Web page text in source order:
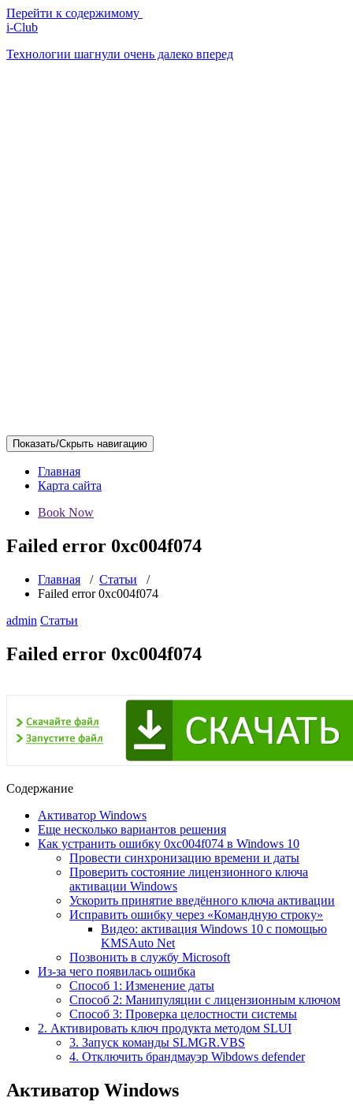
Перейти к содержимому
i-Club
Технологии шагнули очень далеко вперед
Показать/Скрыть навигацию
Главная
Карта сайта
Book Now
Failed error 0xc004f074
Главная / Статьи /
Failed error 0xc004f074
admin Статьи
Failed error 0xc004f074
Содержание
Активатор Windows
Еще несколько вариантов решения
Как устранить ошибку 0xc004f074 в Windows 10
Провести синхронизацию времени и даты
Проверить состояние лицензионного ключа
активации Windows
Ускорить принятие введённого ключа активации
Исправить ошибку через «Командную строку»
Видео: активация Windows 10 с помощью
KMSAuto Net
Позвонить в службу Microsoft
Из-за чего появилась ошибка
Способ 1: Изменение даты
Способ 2: Манипуляции с лицензионным ключом
Способ 3: Проверка целостности системы
2. Активировать ключ продукта методом SLUI
3. Запуск команды SLMGR.VBS
4. Отключить брандмауэр Wibdows defender
Активатор Windows